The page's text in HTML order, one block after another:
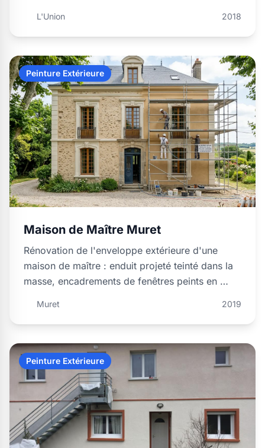
L'Union 2018
Peinture Extérieure
Maison de Maître Muret
Rénovation de l'enveloppe extérieure d'une
maison de maître : enduit projeté teinté dans la
masse, encadrements de fenêtres peints en …
Muret 2019
Peinture Extérieure